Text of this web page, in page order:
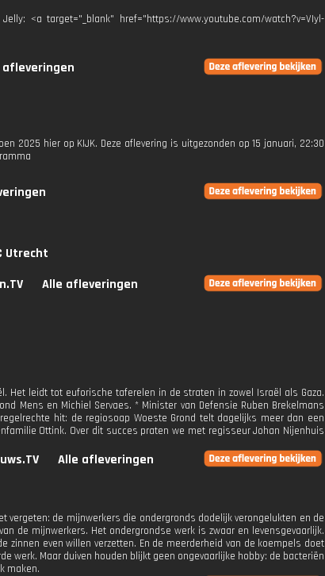
<a target="_blank" href="https://www.youtube.com/watch?v=VIyl-
afleveringen
2025 hier op KIJK. Deze aflevering is uitgezonden op 15 januari, 22:30
Utrecht
Alle afleveringen
Het leidt tot euforische taferelen in de straten in zowel Israël als Gaza.
Mens en Michiel Servaes. * Minister van Defensie Ruben Brekelmans
hit: de regiosoap Woeste Grond telt dagelijks meer dan een
Ottink. Over dit succes praten we met regisseur Johan Nijenhuis
Alle afleveringen
vergeten: de mijnwerkers die ondergronds dodelijk verongelukten en de
de mijnwerkers. Het ondergrondse werk is zwaar en levensgevaarlijk.
even willen verzetten. En de meerderheid van de koempels doet
werk. Maar duiven houden blijkt geen ongevaarlijke hobby: de bacteriën
maken.